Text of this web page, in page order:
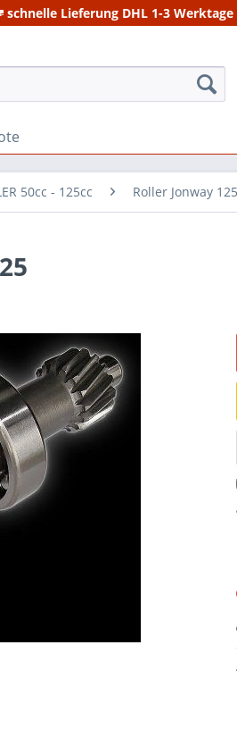
schnelle Lieferung DHL 1-3 Werktage
50cc - 125cc Roller Jonway